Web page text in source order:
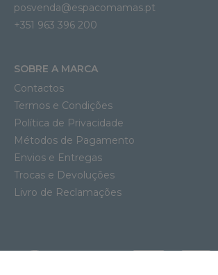
posvenda@espacomamas.pt
+351 963 396 200
SOBRE A MARCA
Contactos
Termos e Condições
Política de Privacidade
Métodos de Pagamento
Envios e Entregas
Trocas e Devoluções
Livro de Reclamações